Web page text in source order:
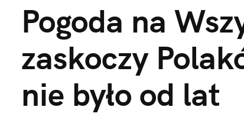
Pogoda na
zaskoczy
nie było od lat